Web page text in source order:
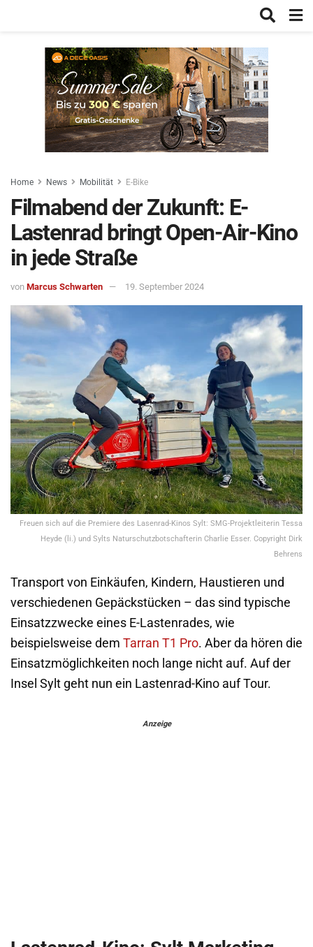
Home News Mobilität E-Bike
Filmabend der Zukunft: E-
Lastenrad bringt Open-Air-Kino
in jede Straße
von Marcus Schwarten 19. September 2024
Freuen sich auf die Premiere des Lasenrad-Kinos Sylt: SMG-Projektleiterin Tessa
Heyde (li.) und Sylts Naturschutzbotschafterin Charlie Esser. Copyright Dirk
Behrens
Transport von Einkäufen, Kindern, Haustieren und
verschiedenen Gepäckstücken – das sind typische
Einsatzzwecke eines E-Lastenrades, wie
beispielsweise dem Tarran T1 Pro. Aber da hören die
Einsatzmöglichkeiten noch lange nicht auf. Auf der
Insel Sylt geht nun ein Lastenrad-Kino auf Tour.
Anzeige